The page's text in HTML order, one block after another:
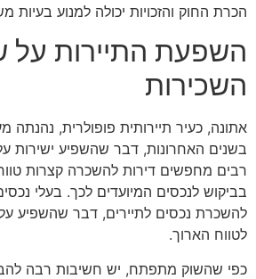
הכרת החוק והזכויות יכולה למנוע בעיות
השפעת התיירות על
השכירות
אתונה, כעיר תיירותית פופולרית, נהנתה
בשנים האחרונות, דבר שהשפיע ישירות
רבים מחפשים דירות להשכרה קצרות
בביקוש לנכסים המיועדים לכך. בעלי
להשכרת נכסים לתיירים, דבר שהשפיע
לטווח הארוך.
כפי שהשוק מתפתח, יש חשיבות רבה